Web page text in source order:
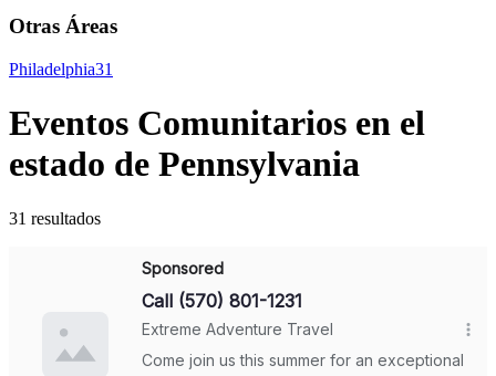
Otras Áreas
Philadelphia31
Eventos Comunitarios en el
estado de Pennsylvania
31 resultados